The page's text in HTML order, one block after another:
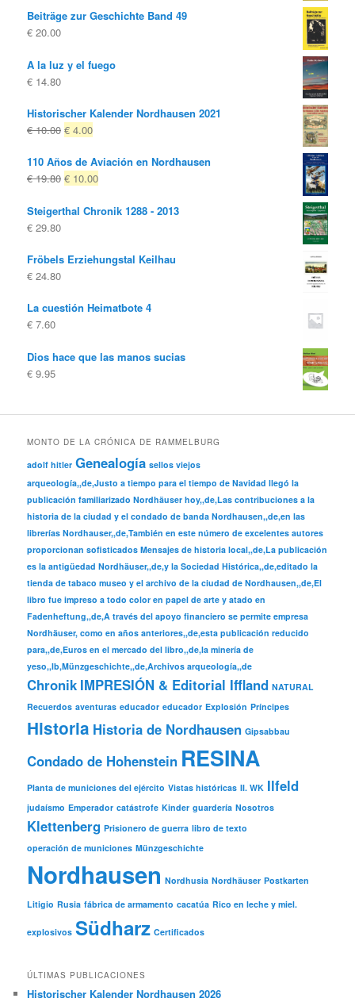
Beiträge zur Geschichte Band 49
€ 20.00
A la luz y el fuego
€ 14.80
Historischer Kalender Nordhausen 2021
€10.00 El
original
era:
€ 4.00El
actual
es:
110 Años de Aviación en Nordhausen
€19.80 El
original
€ 10.00El
actual
Steigerthal Chronik 1288 - 2013
€ 29.80
Fröbels Erziehungstal Keilhau
€ 24.80
La cuestión Heimatbote 4
€ 7.60
Dios hace que las manos sucias
€ 9.95
MONTO DE LA CRÓNICA DE RAMMELBURG
adolf hitler Genealogía sellos viejos
arqueología,,de,Justo a tiempo para el tiempo de Navidad llegó la
publicación familiarizado Nordhäuser hoy,,de,Las contribuciones a la
historia de la ciudad y el condado de banda Nordhausen,,de,en las
librerías Nordhauser,,de,También en este número de excelentes autores
proporcionan sofisticados Mensajes de historia local,,de,La publicación
es la antigüedad Nordhäuser,,de,y la Sociedad Histórica,,de,editado la
tienda de tabaco museo y el archivo de la ciudad de Nordhausen,,de,El
libro fue impreso a todo color en papel de arte y atado en
Fadenheftung,,de,A través del apoyo financiero se permite empresa
Nordhäuser, como en años anteriores,,de,esta publicación reducido
para,,de,Euros en el mercado del libro,,de,la minería de
yeso,,lb,Münzgeschichte,,de,Archivos arqueología,,de
Chronik IMPRESIÓN & Editorial Iffland NATURAL
Recuerdos aventuras educador educador Explosión Príncipes
Historia Historia de Nordhausen Gipsabbau
Condado de Hohenstein RESINA
Planta de municiones del ejército Vistas históricas II. WK Ilfeld
judaísmo Emperador catástrofe Kinder guardería Nosotros
Klettenberg Prisionero de guerra libro de texto
operación de municiones Münzgeschichte
Nordhausen Nordhusia Nordhäuser Postkarten
Litigio Rusia fábrica de armamento cacatúa Rico en leche y miel.
explosivos Südharz Certificados
ÚLTIMAS PUBLICACIONES
Historischer Kalender Nordhausen 2026